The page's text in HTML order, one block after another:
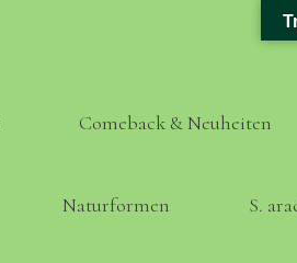
Comeback & Neuheiten
Naturformen S.